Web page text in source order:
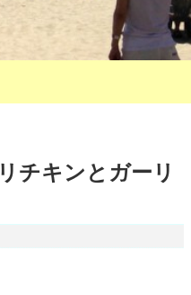
チキンとガーリ